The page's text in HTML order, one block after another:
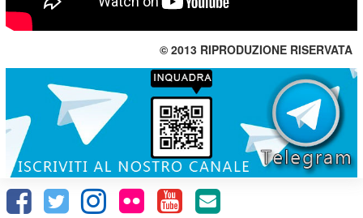
© 2013 RIPRODUZIONE RISERVATA